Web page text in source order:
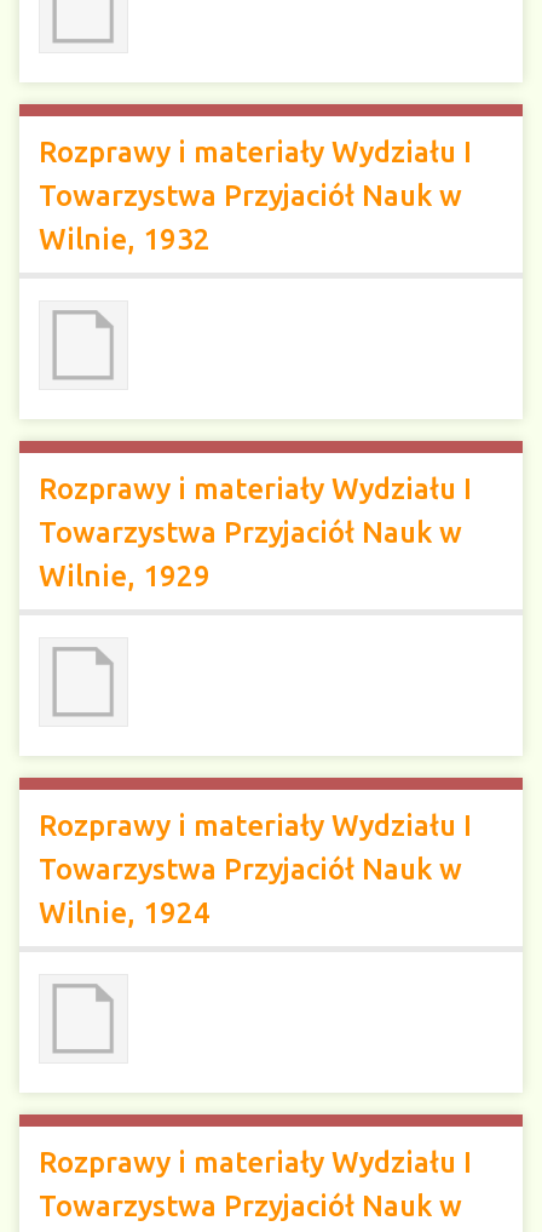
Rozprawy i materiały Wydziału I
Towarzystwa Przyjaciół Nauk w
Wilnie, 1932
Rozprawy i materiały Wydziału I
Towarzystwa Przyjaciół Nauk w
Wilnie, 1929
Rozprawy i materiały Wydziału I
Towarzystwa Przyjaciół Nauk w
Wilnie, 1924
Rozprawy i materiały Wydziału I
Towarzystwa Przyjaciół Nauk w